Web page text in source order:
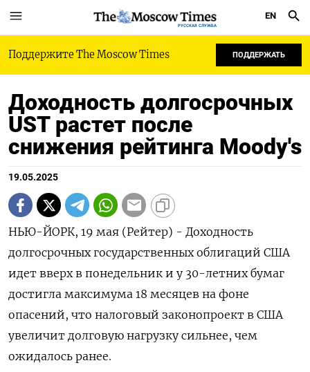
РУССКАЯ СЛУЖБА
EN
Поддержите The Moscow Times ПОДДЕРЖАТЬ
Доходность долгосрочных
UST растет после
снижения рейтинга Moody's
19.05.2025
НЬЮ-ЙОРК, 19 мая (Рейтер) - Доходность
долгосрочных государственных облигаций США
идет вверх в понедельник и у 30-летних бумаг
достигла максимума 18 месяцев на фоне
опасений, что налоговый законопроект в США
увеличит долговую нагрузку сильнее, чем
ожидалось ранее.